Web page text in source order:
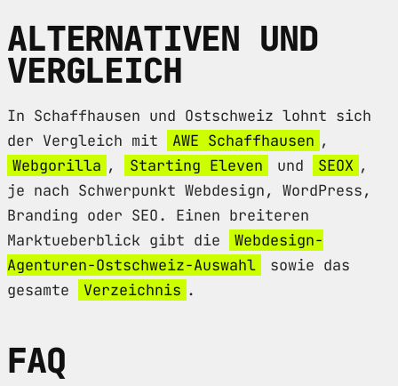
ALTERNATIVEN UND
VERGLEICH
In Schaffhausen und Ostschweiz lohnt sich
der Vergleich mit
AWE Schaffhausen ,
Webgorilla , Starting Eleven und SEOX ,
je nach Schwerpunkt Webdesign, WordPress,
Branding oder SEO. Einen breiteren
Marktueberblick gibt die
Webdesign-
Agenturen-Ostschweiz-Auswahl
sowie das
gesamte
Verzeichnis .
FAQ